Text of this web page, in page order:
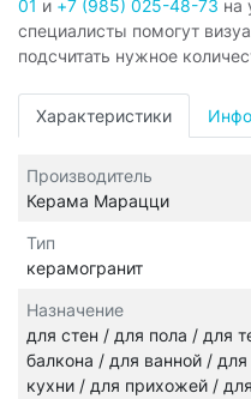
01 и +7 (985) 025-48-73 на
специалисты помогут
подсчитать нужное
Характеристики
Производитель
Керама Марацци
Тип
керамогранит
Назначение
для стен / для пола / для
балкона / для ванной /
кухни / для прихожей /